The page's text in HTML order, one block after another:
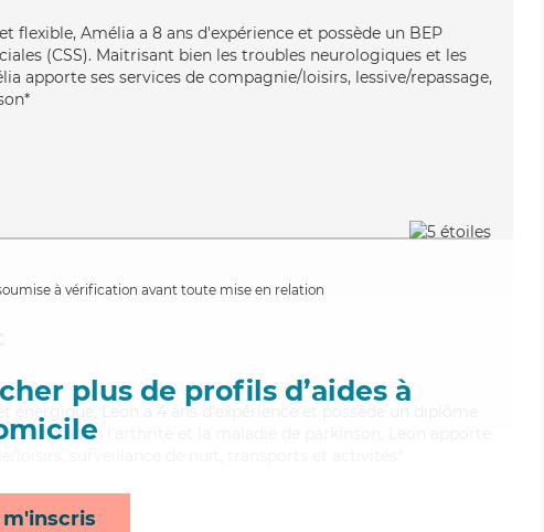
flexible, Amélia a 8 ans d'expérience et possède un BEP
(CSS). Maitrisant bien les troubles neurologiques et les
apporte ses services de compagnie/loisirs, lessive/repassage,
à vérification avant toute mise en relation
plus de profils d’aides à
m'inscris
énergique, Leon a 4 ans d'expérience et possède un diplôme
bien l'arthrite et la maladie de parkinson, Leon apporte